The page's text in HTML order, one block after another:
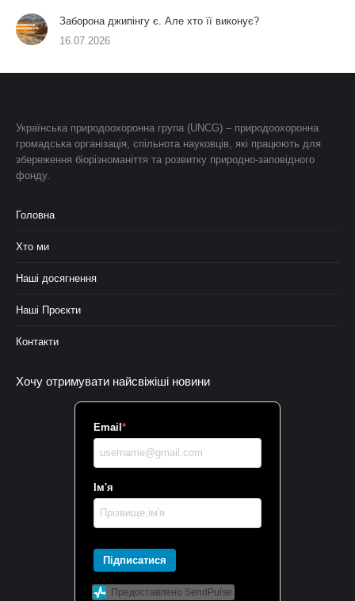
Заборона джипінгу є. Але хто її виконує?
16.07.2026
Українська природоохоронна група (UNCG) – природоохоронна
громадська організація, спільнота науковців, які працюють для
збереження біорізноманіття та розвитку природно-заповідного
фонду.
Головна
Хто ми
Наші досягнення
Наші Проєкти
Контакти
Хочу отримувати найсвіжіші новини
Email *
Ім'я
Підписатися
Предоставлено SendPulse